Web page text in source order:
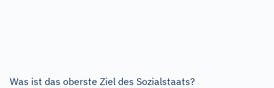
Was ist das oberste Ziel des Sozialstaats?